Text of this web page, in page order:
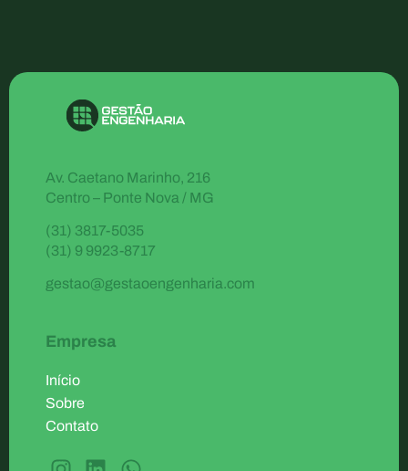
Av. Caetano Marinho, 216
Centro – Ponte Nova / MG
(31) 3817-5035
(31) 9 9923-8717
gestao@gestaoengenharia.com
Empresa
Início
Sobre
Contato